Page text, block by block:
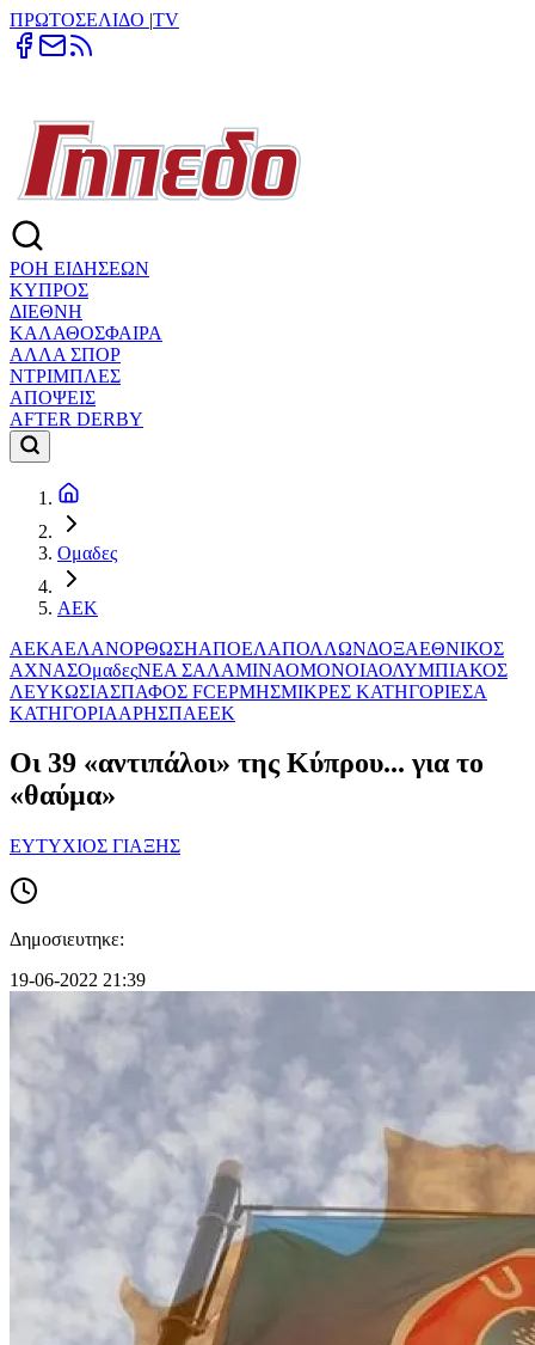
ΠΡΩΤΟΣΕΛΙΔΟ |TV
ΡΟΗ ΕΙΔΗΣΕΩΝ
ΚΥΠΡΟΣ
ΔΙΕΘΝΗ
ΚΑΛΑΘΟΣΦΑΙΡΑ
ΑΛΛΑ ΣΠΟΡ
ΝΤΡΙΜΠΛΕΣ
ΑΠΟΨΕΙΣ
AFTER DERBY
Ομαδες
ΑΕΚ
ΑΕΚΑΕΛΑΝΟΡΘΩΣΗΑΠΟΕΛΑΠΟΛΛΩΝΔΟΞΑΕΘΝΙΚΟΣ
ΑΧΝΑΣΟμαδεςΝΕΑ ΣΑΛΑΜΙΝΑΟΜΟΝΟΙΑΟΛΥΜΠΙΑΚΟΣ
ΛΕΥΚΩΣΙΑΣΠΑΦΟΣ FCΕΡΜΗΣΜΙΚΡΕΣ ΚΑΤΗΓΟΡΙΕΣΑ
ΚΑΤΗΓΟΡΙΑΑΡΗΣΠΑΕΕΚ
Οι 39 «αντιπάλοι» της Κύπρου... για το
«θαύμα»
ΕΥΤΥΧΙΟΣ ΓΙΑΞΗΣ
Δημοσιευτηκε:
19-06-2022 21:39